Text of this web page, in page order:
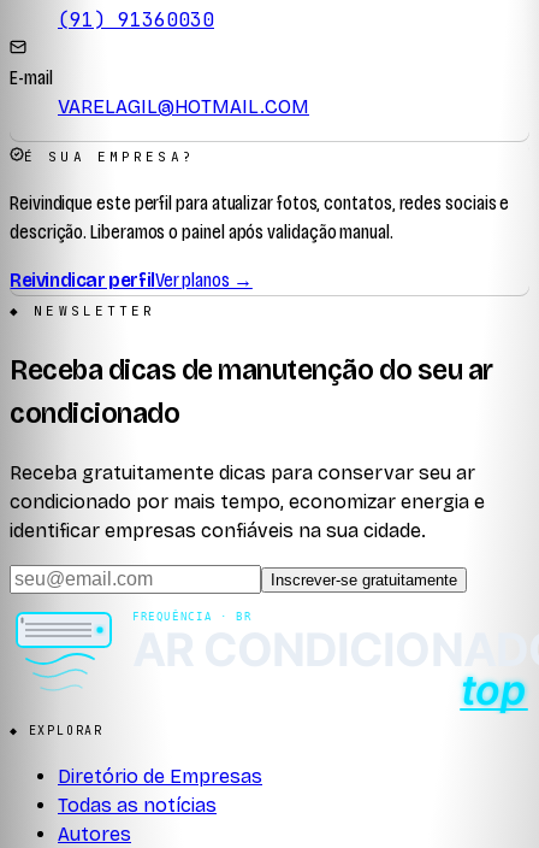
(91) 91360030
E-mail
VARELAGIL@HOTMAIL.COM
É SUA EMPRESA?
Reivindique este perfil para atualizar fotos, contatos, redes sociais e
descrição. Liberamos o painel após validação manual.
Reivindicar perfilVer planos →
◆ NEWSLETTER
Receba dicas de manutenção do seu ar
condicionado
Receba gratuitamente dicas para conservar seu ar
condicionado por mais tempo, economizar energia e
identificar empresas confiáveis na sua cidade.
Inscrever-se gratuitamente
◆ EXPLORAR
Diretório de Empresas
Todas as notícias
Autores